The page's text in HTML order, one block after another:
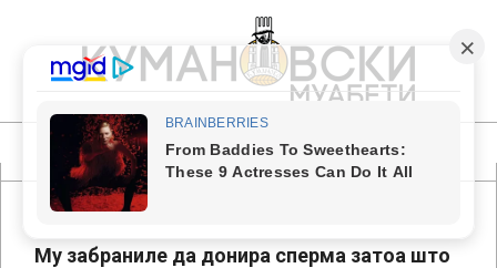
content
КУМАНОВСКИ
МУАБЕТИ
Navigation
Му забраниле да донира сперма затоа што